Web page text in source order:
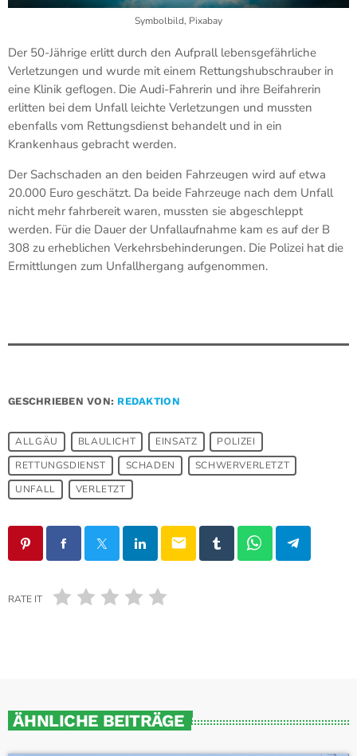
Symbolbild, Pixabay
Der 50-Jährige erlitt durch den Aufprall lebensgefährliche
Verletzungen und wurde mit einem Rettungshubschrauber in
eine Klinik geflogen. Die Audi-Fahrerin und ihre Beifahrerin
erlitten bei dem Unfall leichte Verletzungen und mussten
ebenfalls vom Rettungsdienst behandelt und in ein
Krankenhaus gebracht werden.
Der Sachschaden an den beiden Fahrzeugen wird auf etwa
20.000 Euro geschätzt. Da beide Fahrzeuge nach dem Unfall
nicht mehr fahrbereit waren, mussten sie abgeschleppt
werden. Für die Dauer der Unfallaufnahme kam es auf der B
308 zu erheblichen Verkehrsbehinderungen. Die Polizei hat die
Ermittlungen zum Unfallhergang aufgenommen.
GESCHRIEBEN VON: REDAKTION
ALLGÄU BLAULICHT EINSATZ
POLIZEI
RETTUNGSDIENST
SCHADEN
SCHWERVERLETZT
UNFALL
VERLETZT
email
RATE IT
ÄHNLICHE BEITRÄGE